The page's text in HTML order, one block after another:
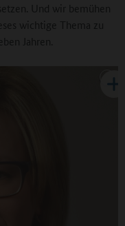
Und wir bemühen
wichtige Thema zu
Jahren.